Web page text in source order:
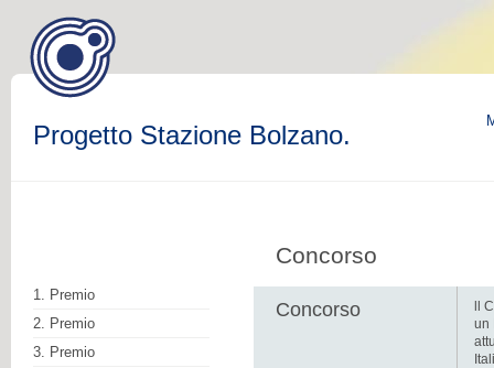
Progetto Stazione Bolzano.
1. Premio
2. Premio
3. Premio
Concorso
Concorso
ll
un